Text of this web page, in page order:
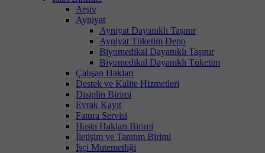
Arşiv
Ayniyat
Ayniyat Dayanıklı Taşınır
Ayniyat Tüketim Depo
Biyomedikal Dayanıklı Taşınır
Biyomedikal Dayanıklı Tüketim
Çalışan Hakları
Destek ve Kalite Hizmetleri
Disiplin Birimi
Evrak Kayıt
Fatura Servisi
Hasta Hakları Birimi
İletişim ve Tanıtım Birimi
İşçi Mutemetliği